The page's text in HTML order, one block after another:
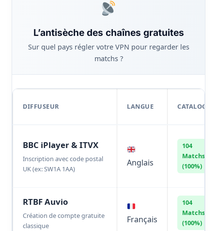
L’antisèche des chaînes gratuites
Sur quel pays régler votre VPN pour regarder les
matchs ?
DIFFUSEUR LANGUE CATALOGUE
BBC iPlayer & ITVX
Inscription avec code postal
UK (ex: SW1A 1AA)
Anglais
104
Matchs
(100%)
RTBF Auvio
Création de compte gratuite
classique
Français
104
Matchs
(100%)